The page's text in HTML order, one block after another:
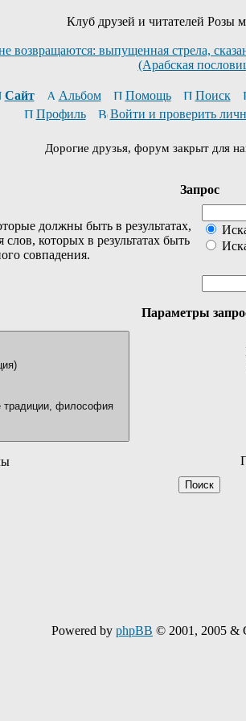
Клуб друзей и читателей Розы
возвращаются: выпущенная стрела,
(Арабская
Сайт Альбом Помощь Поиск
Профиль
Войти и проверить
Дорогие друзья, форум закрыт для
Запрос
должны быть в результатах,
слов, которых в результатах быть
совпадения.
Параметры
Powered by phpBB © 2001, 2005 &